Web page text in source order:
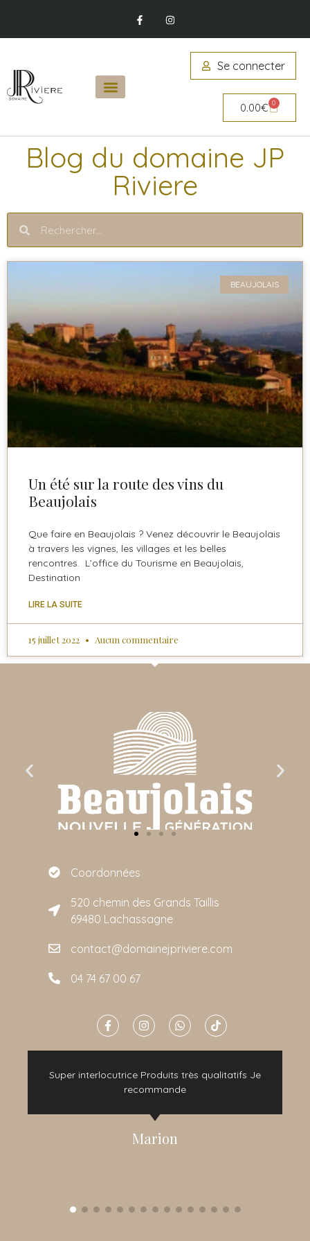
Se connecter
0.00€ 0
Blog du domaine JP
Riviere
BEAUJOLAIS
Un été sur la route des vins du
Beaujolais
Que faire en Beaujolais ? Venez découvrir le Beaujolais
à travers les vignes, les villages et les belles
rencontres. L’office du Tourisme en Beaujolais,
Destination
LIRE LA SUITE
15 juillet 2022 Aucun commentaire
Coordonnées
520 chemin des Grands Taillis
69480 Lachassagne
contact@domainejpriviere.com
04 74 67 00 67
Super interlocutrice Produits très qualitatifs Je
recommande
Marion